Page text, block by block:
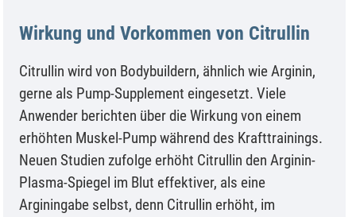
Wirkung und Vorkommen von Citrullin
Citrullin wird von Bodybuildern, ähnlich wie Arginin,
gerne als Pump-Supplement eingesetzt. Viele
Anwender berichten über die Wirkung von einem
erhöhten Muskel-Pump während des Krafttrainings.
Neuen Studien zufolge erhöht Citrullin den Arginin-
Plasma-Spiegel im Blut effektiver, als eine
Arginingabe selbst, denn Citrullin erhöht, im